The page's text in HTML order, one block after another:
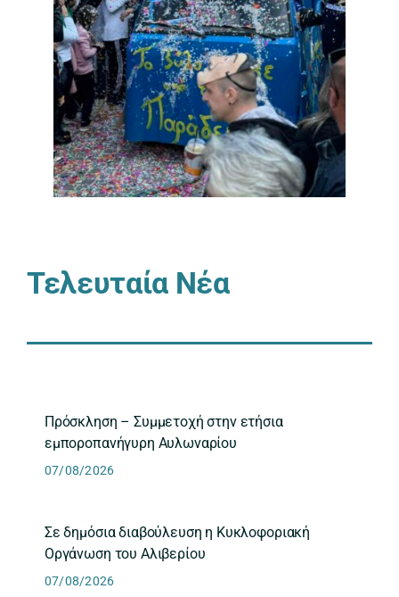
Τελευταία Νέα
Πρόσκληση – Συμμετοχή στην ετήσια
εμποροπανήγυρη Αυλωναρίου
07/08/2026
Σε δημόσια διαβούλευση η Κυκλοφοριακή
Οργάνωση του Αλιβερίου
07/08/2026